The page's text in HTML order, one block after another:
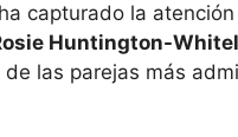
capturado la
Huntington-
las parejas más